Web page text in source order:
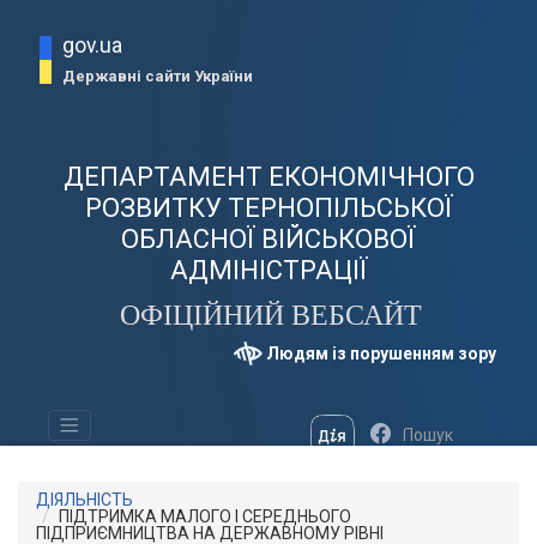
gov.ua
Державні сайти України
ДЕПАРТАМЕНТ ЕКОНОМІЧНОГО
РОЗВИТКУ ТЕРНОПІЛЬСЬКОЇ
ОБЛАСНОЇ ВІЙСЬКОВОЇ
АДМІНІСТРАЦІЇ
ОФІЦІЙНИЙ ВЕБСАЙТ
Людям із порушенням зору
ДІЯЛЬНІСТЬ
ПІДТРИМКА МАЛОГО І СЕРЕДНЬОГО
ПІДПРИЄМНИЦТВА НА ДЕРЖАВНОМУ РІВНІ